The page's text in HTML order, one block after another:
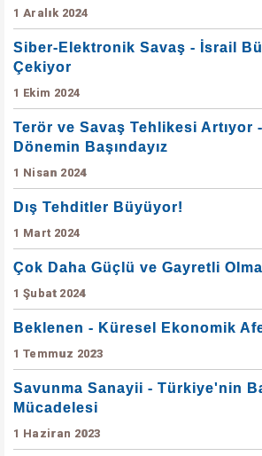
1 Aralık 2024
Siber-Elektronik Savaş - İsrail
Çekiyor
1 Ekim 2024
Terör ve Savaş Tehlikesi Artıyor
Dönemin Başındayız
1 Nisan 2024
Dış Tehditler Büyüyor!
1 Mart 2024
Çok Daha Güçlü ve Gayretli
1 Şubat 2024
Beklenen - Küresel Ekonomik
1 Temmuz 2023
Savunma Sanayii - Türkiye'nin
Mücadelesi
1 Haziran 2023